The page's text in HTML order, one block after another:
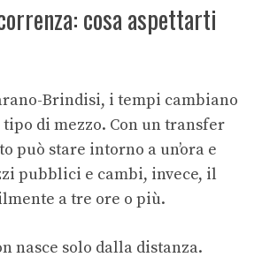
cosa aspettarti
Brindisi, i tempi cambiano
di mezzo. Con un transfer
può stare intorno a un’ora e
pubblici e cambi, invece, il
a tre ore o più.
nasce solo dalla distanza.